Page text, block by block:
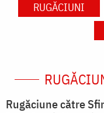
RUGĂCIUNI
Rugăciune către